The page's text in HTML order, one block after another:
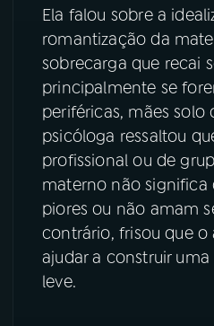
Ela falou sobre a
romantização da
sobrecarga que recai
principalmente se
periféricas, mães solo
psicóloga ressaltou
profissional ou de
materno não significa
piores ou não amam
contrário, frisou que
ajudar a construir
leve.